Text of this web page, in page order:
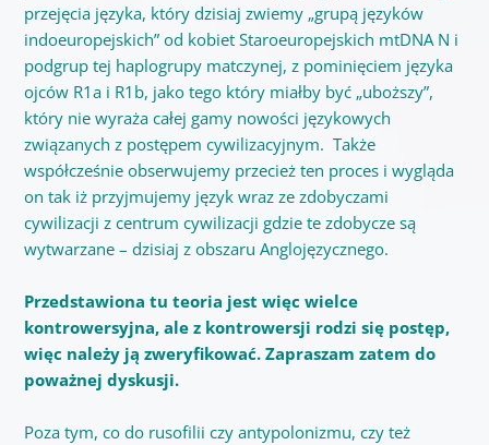
przejęcia języka, który dzisiaj zwiemy „grupą języków
indoeuropejskich” od kobiet Staroeuropejskich mtDNA N i
podgrup tej haplogrupy matczynej, z pominięciem języka
ojców R1a i R1b, jako tego który miałby być „uboższy”,
który nie wyraża całej gamy nowości językowych
związanych z postępem cywilizacyjnym. Także
współcześnie obserwujemy przecież ten proces i wygląda
on tak iż przyjmujemy język wraz ze zdobyczami
cywilizacji z centrum cywilizacji gdzie te zdobycze są
wytwarzane – dzisiaj z obszaru Anglojęzycznego.
Przedstawiona tu teoria jest więc wielce
kontrowersyjna, ale z kontrowersji rodzi się postęp,
więc należy ją zweryfikować. Zapraszam zatem do
poważnej dyskusji.
Poza tym, co do rusofilii czy antypolonizmu, czy też